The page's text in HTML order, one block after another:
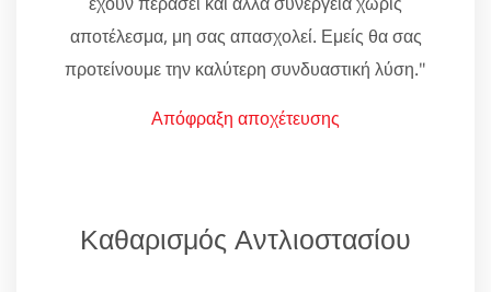
αποτέλεσμα, μη σας απασχολεί. Εμείς θα σας
προτείνουμε την καλύτερη συνδυαστική λύση."
Απόφραξη αποχέτευσης
Καθαρισμός Αντλιοστασίου